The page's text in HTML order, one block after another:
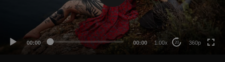
00:00 00:00 1.00x 20 360p
HD
auto